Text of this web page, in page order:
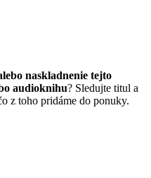
naskladnenie tejto
audioknihu? Sledujte titul a
z toho pridáme do ponuky.